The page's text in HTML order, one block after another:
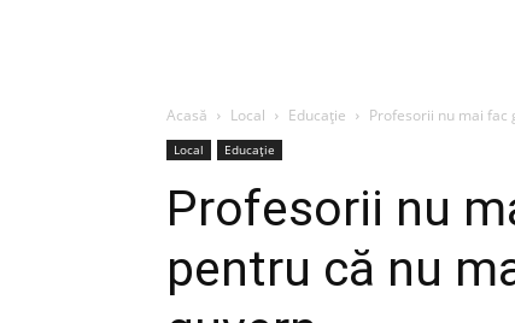
Acasă Local Educație Profesorii nu mai fac
Local Educație
Profesorii nu
pentru că nu